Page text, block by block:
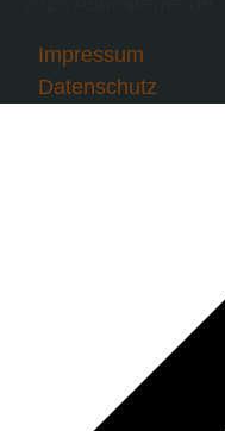
Impressum
Datenschutz